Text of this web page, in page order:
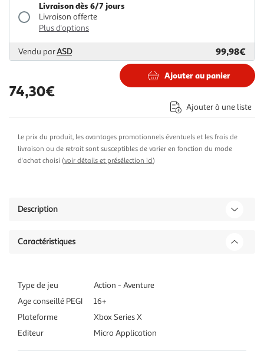
Livraison dès 6/7 jours
Livraison offerte
Plus d'options
Vendu parASD 99,98€
74,30€
Ajouter au panier
Ajouter à une liste
Le prix du produit, les avantages promotionnels éventuels et les frais de
livraison ou de retrait sont susceptibles de varier en fonction du mode
d'achat choisi (voir détails et présélection ici)
Description
Caractéristiques
Type de jeu
Action - Aventure
Age conseillé PEGI
16+
Plateforme
Xbox Series X
Editeur
Micro Application